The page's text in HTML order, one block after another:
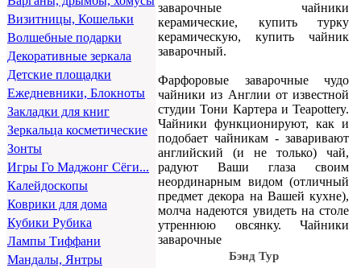
Визитницы, Кошельки
Волшебные подарки
Декоративные зеркала
Детские площадки
Ежедневники, Блокноты
Закладки для книг
Зеркальца косметические
Зонты
Игры Го Маджонг Сёги...
Калейдоскопы
Коврики для дома
Кубики Рубика
Лампы Тиффани
Мандалы, Янтры
заварочные чайники
керамические, купить турку
керамическую, купить чайник
заварочный.
Фарфоровые заварочные чудо
чайники из Англии от известной
студии Тони Картера и Teapottery.
Чайники функционируют, как и
подобает чайникам - заваривают
английский (и не только) чай,
радуют Ваши глаза своим
неординарным видом (отличный
предмет декора на Вашей кухне),
молча надеются увидеть на столе
утреннюю овсянку. Чайники
заварочные
Бэнд Тур